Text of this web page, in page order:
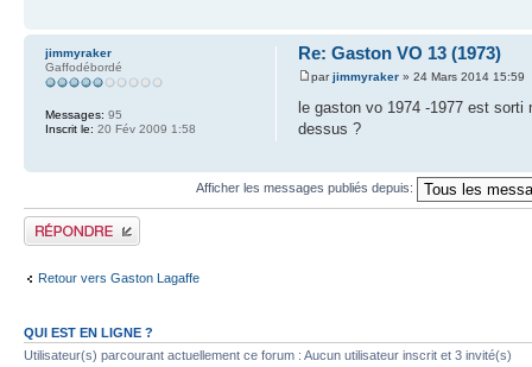
Re: Gaston VO 13 (1973)
parjimmyraker» 24 Mars 2014 15:59
le gaston vo 1974 -1977 est
dessus ?
jimmyraker
Gaffodébordé
Messages: 95
Inscrit le: 20 Fév 2009 1:58
Afficher les messages publiés depuis:
Publier une réponse
Retour vers Gaston Lagaffe
QUI EST EN LIGNE ?
Utilisateur(s) parcourant actuellement ce forum : Aucun utilisateur inscrit et 3 invité(s)